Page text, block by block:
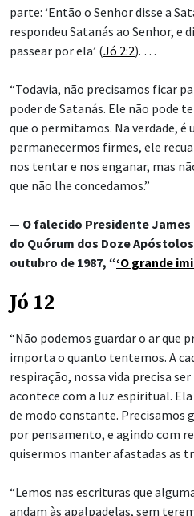
parte: ‘Então o Senhor disse a
respondeu Satanás ao Senhor, e
passear por ela’ (Jó 2:2). …
“Todavia, não precisamos ficar
poder de Satanás. Ele não pode
que o permitamos. Na verdade, é
permanecermos firmes, ele
nos tentar e nos enganar, mas
que não lhe concedamos.”
— O falecido Presidente James
do Quórum dos Doze
outubro de 1987, “‘O grande
Jó 12
“Não podemos guardar o ar que
importa o quanto tentemos. A
respiração, nossa vida precisa
acontece com a luz espiritual.
de modo constante. Precisamos
por pensamento, e agindo com
quisermos manter afastadas as
“Lemos nas escrituras que
andam às apalpadelas, sem